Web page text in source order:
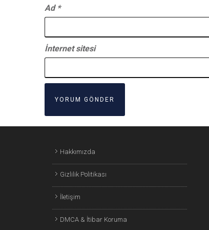
Ad *
İnternet sitesi
Hakkımızda
Gizlilik Politikası
İletişim
DMCA & İtibar Koruma